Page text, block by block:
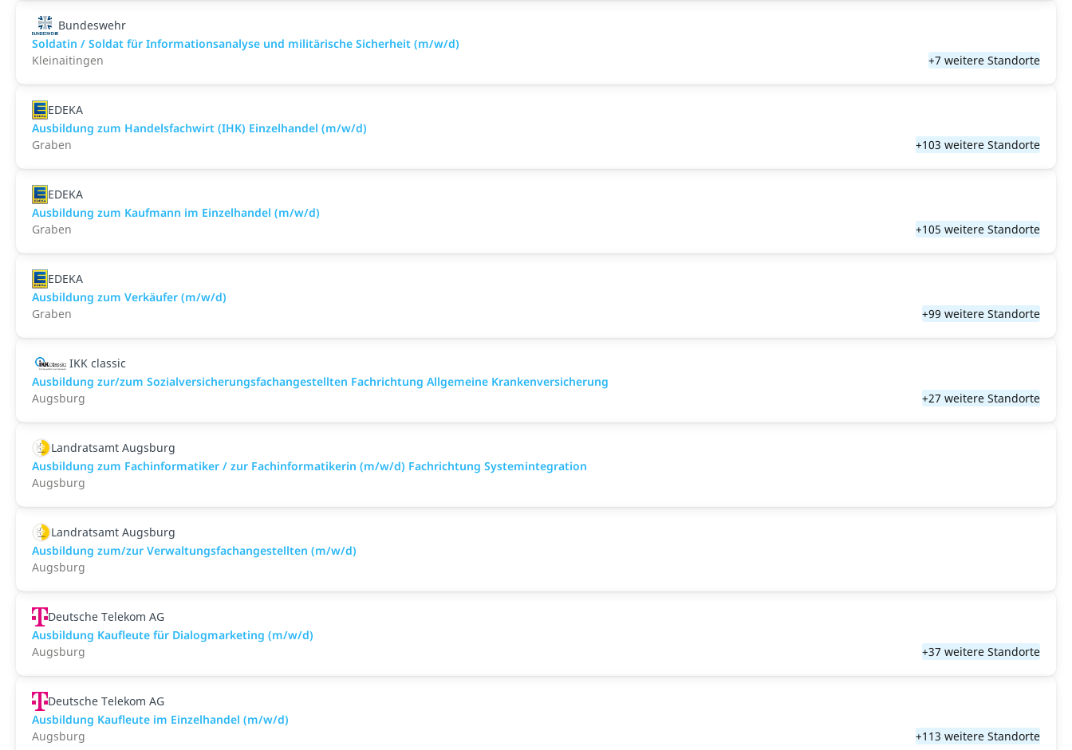
Bundeswehr
Soldatin / Soldat für Informationsanalyse und militärische Sicherheit (m/w/d)
Kleinaitingen
+7 weitere Standorte
EDEKA
Ausbildung zum Handelsfachwirt (IHK) Einzelhandel (m/w/d)
Graben
+103 weitere Standorte
EDEKA
Ausbildung zum Kaufmann im Einzelhandel (m/w/d)
Graben
+105 weitere Standorte
EDEKA
Ausbildung zum Verkäufer (m/w/d)
Graben
+99 weitere Standorte
IKK classic
Aus­bild­ung zur/zum Sozial­versicher­ungs­fach­angestellten­ Fach­richtung All­gemeine Kranken­versicher­ung
Augsburg
+27 weitere Standorte
Landratsamt Augsburg
Ausbildung zum Fachinformatiker / zur Fachinformatikerin (m/w/d) Fachrichtung Systemintegration
Augsburg
Landratsamt Augsburg
Ausbildung zum/zur Verwaltungsfachangestellten (m/w/d)
Augsburg
Deutsche Telekom AG
Ausbildung Kaufleute für Dialogmarketing (m/w/d)
Augsburg
+37 weitere Standorte
Deutsche Telekom AG
Ausbildung Kaufleute im Einzelhandel (m/w/d)
Augsburg
+113 weitere Standorte